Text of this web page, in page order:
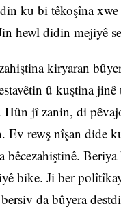
ku bi têkoşîna xwe
hewl didin mejiyê
kiryaran
û kuştina
Hûn jî zanin, di
rewş nîşan dide
bike. Ji ber
da bûyera